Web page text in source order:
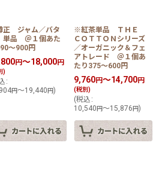
正 ジャム／バタ
品 ＠１個あた
〜900円
円～18,000円
)
:
円～19,440 円)
※紅茶単品 ＴＨＥ
ＣＯＴＴＯＮシリーズ
／オーガニック＆フェ
アトレード ＠１個あ
たり375〜600円
9,760円～14,700円
(税別)
(税込 :
10,540円～15,876円)